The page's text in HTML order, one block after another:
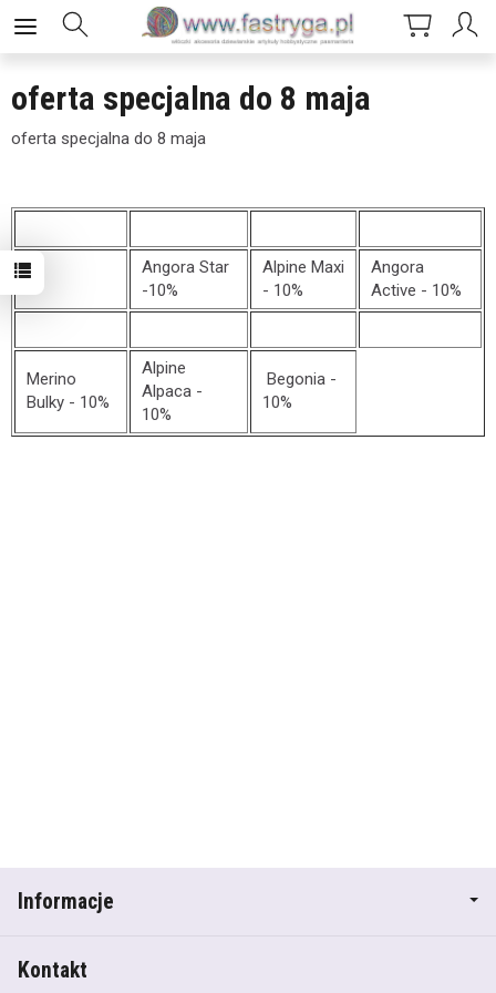
oferta specjalna do 8 maja
oferta specjalna do 8 maja
Angora Star
-10%
Alpine Maxi
- 10%
Angora
Active - 10%
Merino
Bulky - 10%
Alpine
Alpaca -
10%
Begonia -
10%
Informacje
Kontakt